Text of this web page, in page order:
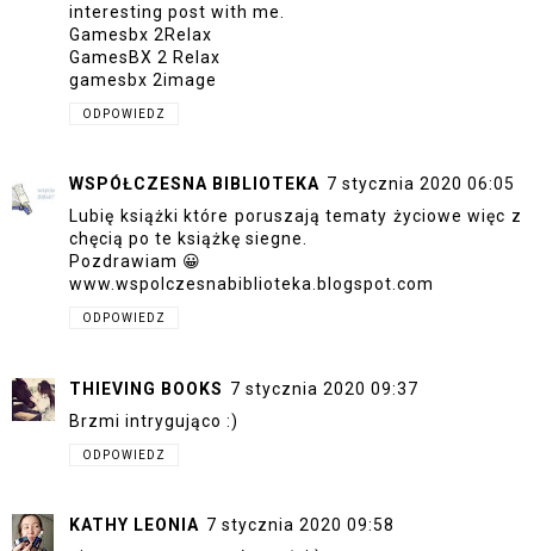
interesting post with me.
Gamesbx 2Relax
GamesBX 2 Relax
gamesbx 2image
ODPOWIEDZ
WSPÓŁCZESNA BIBLIOTEKA 7 stycznia 2020 06:05
Lubię książki które poruszają tematy życiowe więc z
chęcią po te książkę siegne.
Pozdrawiam 😀
www.wspolczesnabiblioteka.blogspot.com
ODPOWIEDZ
THIEVING BOOKS 7 stycznia 2020 09:37
Brzmi intrygująco :)
ODPOWIEDZ
KATHY LEONIA 7 stycznia 2020 09:58